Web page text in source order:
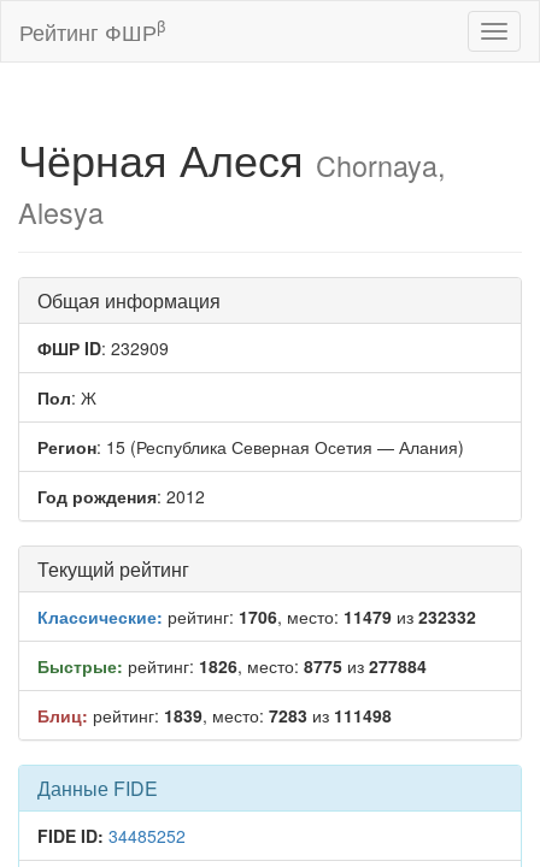
Рейтинг ФШРβ
Чёрная Алеся Chornaya,
Alesya
Общая информация
ФШР ID: 232909
Пол: Ж
Регион: 15 (Республика Северная Осетия — Алания)
Год рождения: 2012
Текущий рейтинг
Классические: рейтинг: 1706, место: 11479 из 232332
Быстрые: рейтинг: 1826, место: 8775 из 277884
Блиц: рейтинг: 1839, место: 7283 из 111498
Данные FIDE
FIDE ID: 34485252